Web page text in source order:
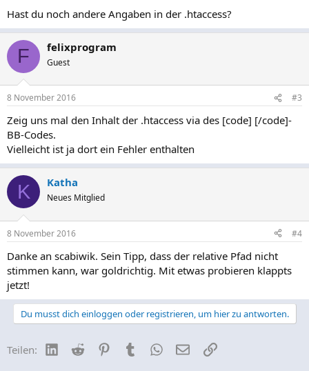
Dazu habe ich mich an diese Anleitung gehalten und auch den
drin stehen muss.) Den realtiven Pfad hab ich mich
sicherheitshalber auch vom Provider nochmal nennen lassen. Der
müsste also korrekt sein.
Dann hab ich eine .htaccess und eine .htpasswd-Datei erstellt und
beide in das zu schützende Verzeichnis kopiert.
Rufe ich die Seite nun mit dem Browser auf, werde ich aufgefordert
Benutzername und Passwort einzugeben. Mache ich das, erhalte ich
die Fehlermeldung "Internal Server Error". Hat jemand eine Idee,
woran es liegen könnte?
Katha
Hast du noch andere Angaben in der .htaccess?
F felixprogram
Guest
8 November 2016 #3
Zeig uns mal den Inhalt der .htaccess via des [code] [/code]-
BB-Codes.
Vielleicht ist ja dort ein Fehler enthalten
K Katha
Neues Mitglied
8 November 2016 #4
Danke an scabiwik. Sein Tipp, dass der relative Pfad nicht
stimmen kann, war goldrichtig. Mit etwas probieren klappts
jetzt!
Du musst dich einloggen oder registrieren, um hier zu antworten.
Teilen: LinkedIn
Reddit PinterestTumblrWhatsApp
E-MailLink